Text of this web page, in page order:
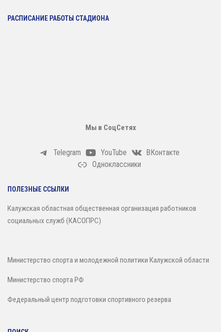
РАСПИСАНИЕ РАБОТЫ СТАДИОНА
Мы в СоцСетях
Telegram YouTube
ВКонтакте
Одноклассники
ПОЛЕЗНЫЕ ССЫЛКИ
Калужская областная общественная организация работников
социальных служб (КАСОПРС)
Министерство спорта и молодежной политики Калужской области
Министерство спорта РФ
Федеральный центр подготовки спортивного резерва